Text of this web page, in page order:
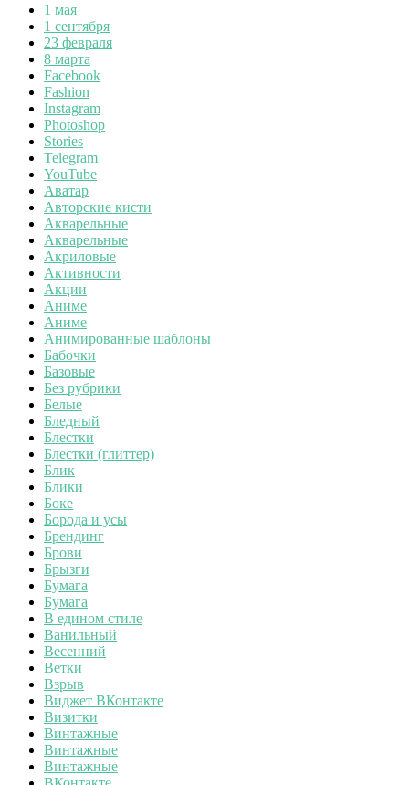
1 мая
1 сентября
23 февраля
8 марта
Facebook
Fashion
Instagram
Photoshop
Stories
Telegram
YouTube
Аватар
Авторские кисти
Акварельные
Акварельные
Акриловые
Активности
Акции
Аниме
Аниме
Анимированные шаблоны
Бабочки
Базовые
Без рубрики
Белые
Бледный
Блестки
Блестки (глиттер)
Блик
Блики
Боке
Борода и усы
Брендинг
Брови
Брызги
Бумага
Бумага
В едином стиле
Ванильный
Весенний
Ветки
Взрыв
Виджет ВКонтакте
Визитки
Винтажные
Винтажные
Винтажные